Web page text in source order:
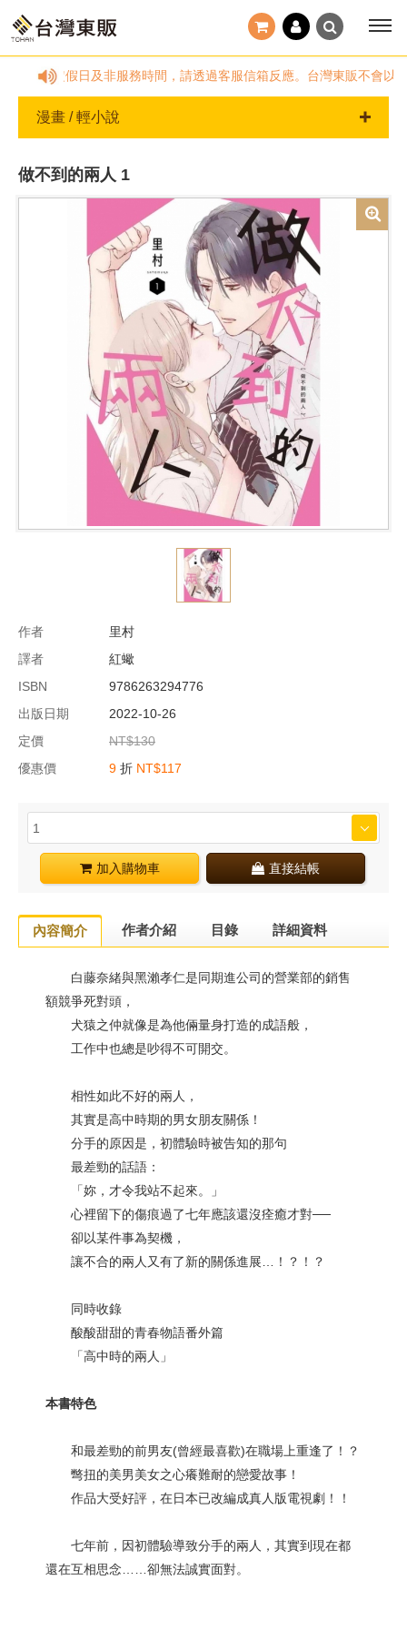
定假日及非服務時間，請透過客服信箱反應。台灣東販不會以電話
漫畫 / 輕小說
做不到的兩人 1
作者
里村
譯者
紅蠍
ISBN
9786263294776
出版日期
2022-10-26
定價
NT$130
優惠價
9 折 NT$117
加入購物車 直接結帳
內容簡介 作者介紹 目錄 詳細資料
白藤奈緒與黑瀨孝仁是同期進公司的營業部的銷售
額競爭死對頭，
犬猿之仲就像是為他倆量身打造的成語般，
工作中也總是吵得不可開交。
相性如此不好的兩人，
其實是高中時期的男女朋友關係！
分手的原因是，初體驗時被告知的那句
最差勁的話語：
「妳，才令我站不起來。」
心裡留下的傷痕過了七年應該還沒痊癒才對──
卻以某件事為契機，
讓不合的兩人又有了新的關係進展…！？！？
同時收錄
酸酸甜甜的青春物語番外篇
「高中時的兩人」
本書特色
和最差勁的前男友(曾經最喜歡)在職場上重逢了！？
彆扭的美男美女之心癢難耐的戀愛故事！
作品大受好評，在日本已改編成真人版電視劇！！
七年前，因初體驗導致分手的兩人，其實到現在都
還在互相思念……卻無法誠實面對。